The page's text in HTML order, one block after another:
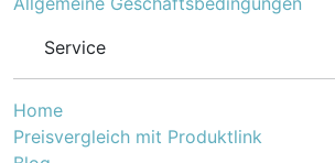
Service
Home
Preisvergleich mit Produktlink